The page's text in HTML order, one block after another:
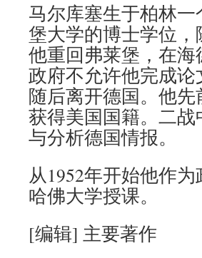
马尔库塞生于柏林
堡大学的博士学位
他重回弗莱堡，在
政府不允许他完成
随后离开德国。他
获得美国国籍。二
与分析德国情报。
从1952年开始他作
哈佛大学授课。
[编辑] 主要著作